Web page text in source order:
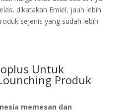
dikatakan Emiel, jauh lebih
sejenis yang sudah lebih
Untuk
Produk
memesan dan